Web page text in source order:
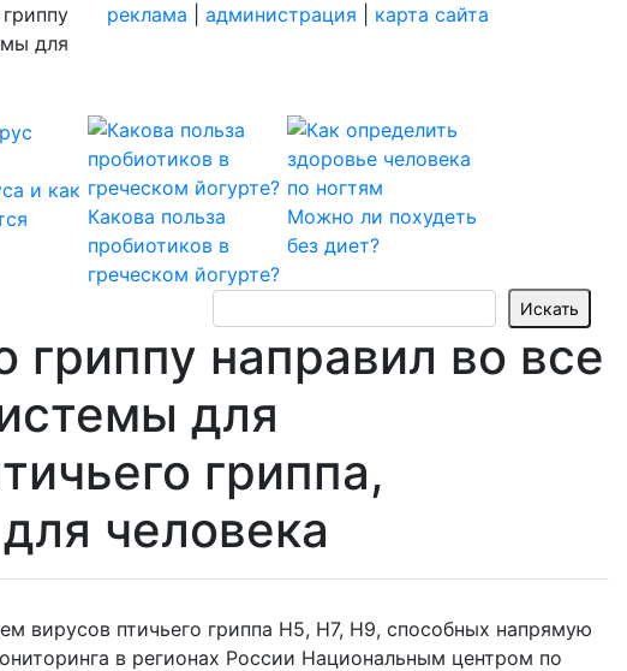
для
реклама администрация карта сайта
и как
Какова польза
пробиотиков в
греческом йогурте?
Можно ли похудеть
без диет?
направил во все
для
гриппа,
человека
вирусов птичьего гриппа Н5, Н7, Н9, способных напрямую
в регионах России Национальным центром по